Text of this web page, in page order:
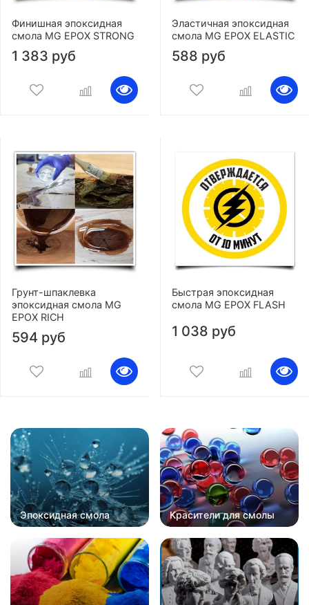
Финишная эпоксидная
смола MG EPOX STRONG
1 383 руб
Эластичная эпоксидная
смола MG EPOX ELASTIC
588 руб
Грунт-шпаклевка
эпоксидная смола MG
EPOX RICH
594 руб
Быстрая эпоксидная
смола MG EPOX FLASH
1 038 руб
Эпоксидная смола Красители для смолы